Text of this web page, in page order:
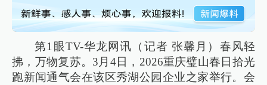
第1眼TV-华龙网讯（记者 张馨月）春风轻
拂，万物复苏。3月4日，2026重庆璧山春日拾光
跑新闻通气会在该区秀湖公园企业之家举行。会